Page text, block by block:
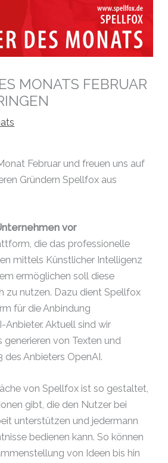
MONATS FEBRUAR
Februar und freuen uns auf
Gründern Spellfox aus
vor
die das professionelle
mittels Künstlicher Intelligenz
ermöglichen soll diese
zu nutzen. Dazu dient Spellfox
für die Anbindung
Anbieter. Aktuell sind wir
generieren von Texten und
des Anbieters OpenAI.
von Spellfox ist so gestaltet,
gibt, die den Nutzer bei
unterstützen und jedermann
bedienen kann. So können
von Ideen bis hin